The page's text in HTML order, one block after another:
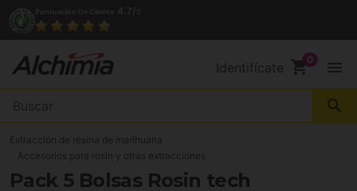
Identifícate shopping_cart menu
search
Extracción de resina de marihuana
Accesorios para rosin y otras extracciones
Pack 5 Bolsas Rosin tech